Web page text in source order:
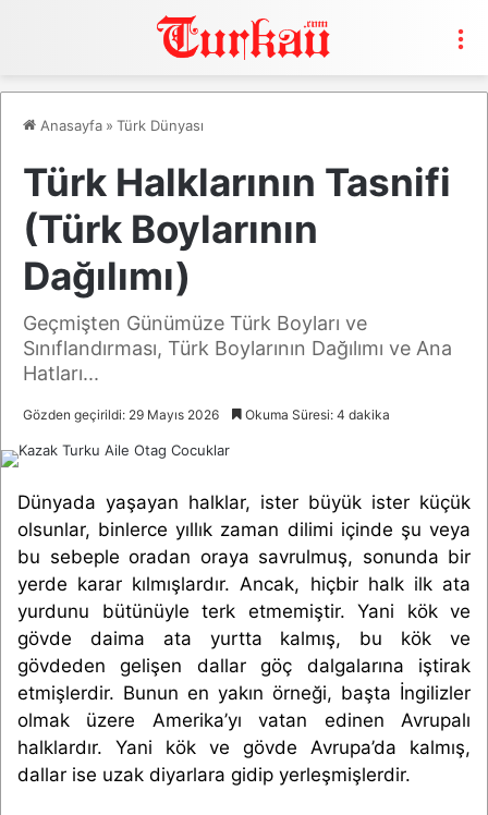
Anasayfa » Türk Dünyası
Türk Halklarının Tasnifi
(Türk Boylarının
Dağılımı)
Geçmişten Günümüze Türk Boyları ve
Sınıflandırması, Türk Boylarının Dağılımı ve Ana
Hatları...
Gözden geçirildi: 29 Mayıs 2026 Okuma Süresi: 4 dakika
Dünyada yaşayan halklar, ister büyük ister küçük
olsunlar, binlerce yıllık zaman dilimi içinde şu veya
bu sebeple oradan oraya savrulmuş, sonunda bir
yerde karar kılmışlardır. Ancak, hiçbir halk ilk ata
yurdunu bütünüyle terk etmemiştir. Yani kök ve
gövde daima ata yurtta kalmış, bu kök ve
gövdeden gelişen dallar göç dalgalarına iştirak
etmişlerdir. Bunun en yakın örneği, başta İngilizler
olmak üzere Amerika’yı vatan edinen Avrupalı
halklardır. Yani kök ve gövde Avrupa’da kalmış,
dallar ise uzak diyarlara gidip yerleşmişlerdir.